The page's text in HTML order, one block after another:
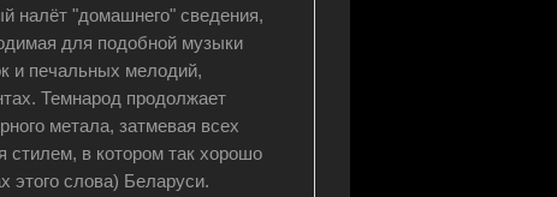
налёт "домашнего" сведения,
для подобной музыки
и печальных мелодий,
Темнарод продолжает
метала, затмевая всех
стилем, в котором так хорошо
этого слова) Беларуси.